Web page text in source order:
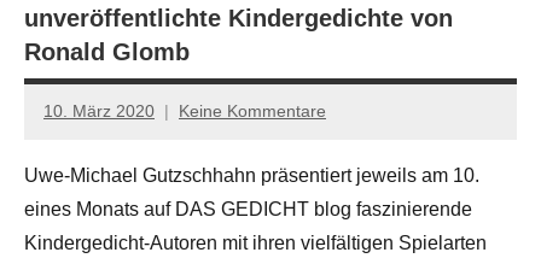
unveröffentlichte Kindergedichte von
Ronald Glomb
10. März 2020
Anton
Leitner
Keine Kommentare
Uwe-Michael Gutzschhahn präsentiert jeweils am 10.
eines Monats auf DAS GEDICHT blog faszinierende
Kindergedicht-Autoren mit ihren vielfältigen Spielarten